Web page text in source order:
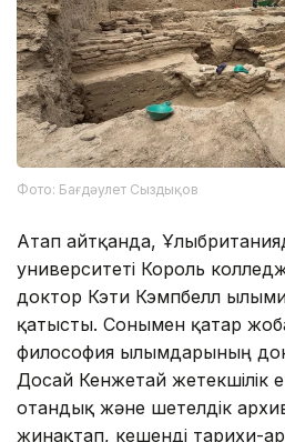
Фото: Бағдәулет Сыздықов
Атап айтқанда,
университеті Король
доктор Кэти Кэмпбелл
қатысты. Сонымен қатар
философия ғылымдарының
Досай Кенжетай жетекшілік
отандық және шетелдік
жинақтап, кешенді тарихи-